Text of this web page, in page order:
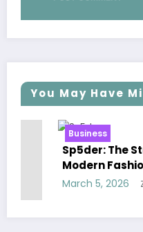
You May Have
Business
Sp5der: The
Modern Fashion
March 5, 2026 Zubair